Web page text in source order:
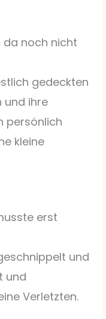
da noch nicht
gedeckten
und ihre
persönlich
kleine
erst
und
und
Verletzten.